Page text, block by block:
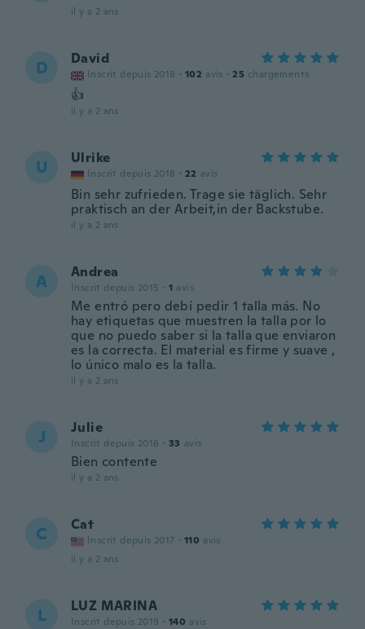
il y a 2 ans
D David
Inscrit depuis 2018 · 102 avis · 25 chargements
👍
il y a 2 ans
U Ulrike
Inscrit depuis 2018 · 22 avis
Bin sehr zufrieden. Trage sie täglich. Sehr
praktisch an der Arbeit,in der Backstube.
il y a 2 ans
A Andrea
Inscrit depuis 2015 · 1 avis
Me entró pero debí pedir 1 talla más. No
hay etiquetas que muestren la talla por lo
que no puedo saber si la talla que enviaron
es la correcta. El material es firme y suave ,
lo único malo es la talla.
il y a 2 ans
J Julie
Inscrit depuis 2016 · 33 avis
Bien contente
il y a 2 ans
C Cat
Inscrit depuis 2017 · 110 avis
il y a 2 ans
L LUZ MARINA
Inscrit depuis 2019 · 140 avis